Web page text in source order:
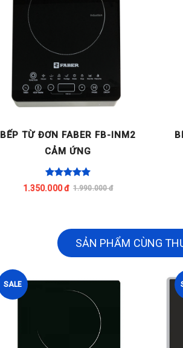
BẾP TỪ ĐƠN FABER FB-INM2
CẢM ỨNG
1.350.000 đ 1.990.000 đ
SẢN PHẨM CÙNG
SALE